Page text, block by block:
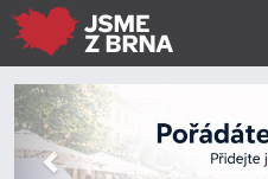
Předchozí